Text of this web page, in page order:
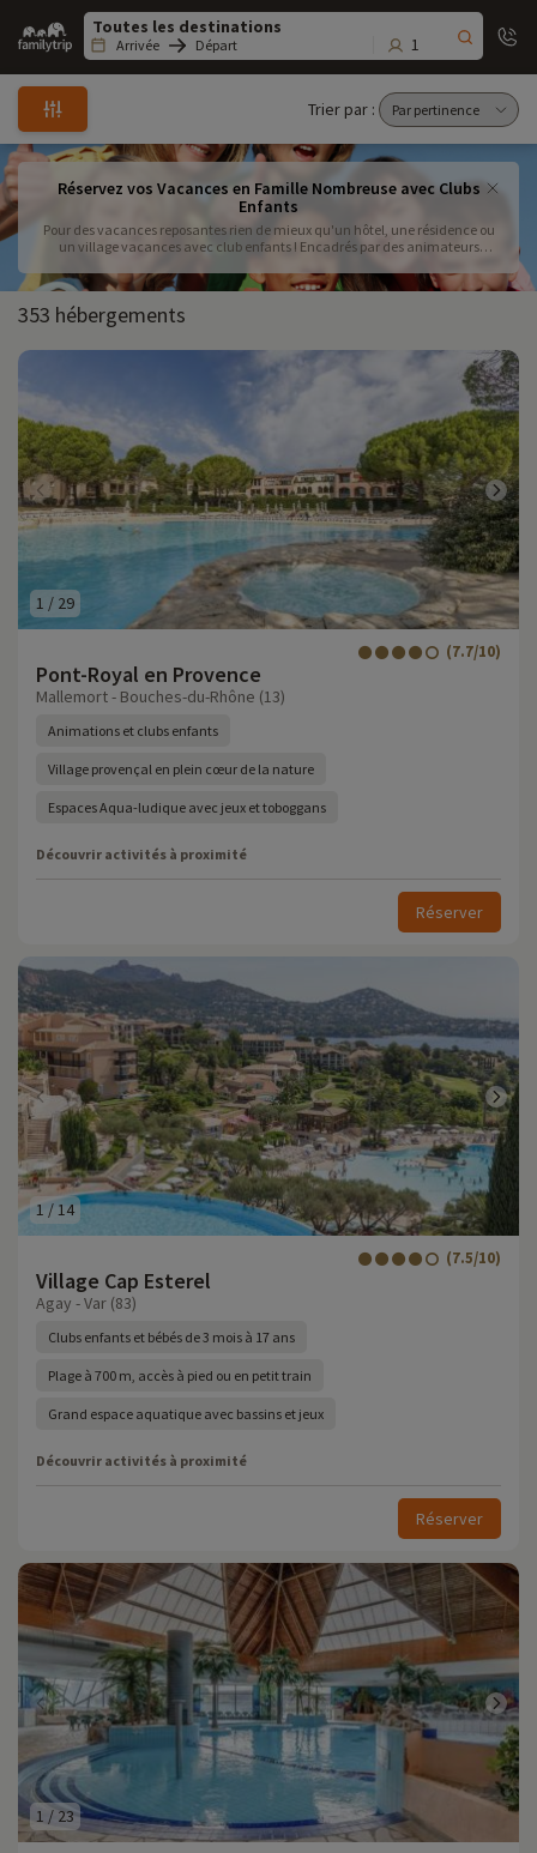
Family
trip
Arrivée Départ 1
Trier par :
Réservez vos Vacances en Famille Nombreuse avec Clubs
Enfants
Pour des vacances reposantes rien de mieux qu'un hôtel, une résidence ou
un village vacances avec club enfants ! Encadrés par des animateurs
353 hébergements
1 / 29
Pont-Royal en Provence
(7.7/10)
Mallemort - Bouches-du-Rhône (13)
Animations et clubs enfants
Village provençal en plein cœur de la nature
Espaces Aqua-ludique avec jeux et toboggans
Découvrir activités à proximité
Réserver
1 /14
Village Cap Esterel
(7.5/10)
Agay - Var (83)
Clubs enfants et bébés de 3 mois à 17 ans
Plage à 700 m, accès à pied ou en petit train
Grand espace aquatique avec bassins et jeux
Découvrir activités à proximité
Réserver
1 / 23